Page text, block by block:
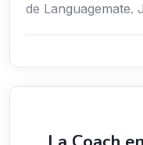
de Languagemate.